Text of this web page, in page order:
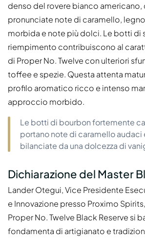
denso del rovere bianco
pronunciate note di caramello,
morbida e note più dolci. Le botti di
riempimento contribuiscono al
di Proper No. Twelve con ulteriori
toffee e spezie. Questa attenta
profilo aromatico ricco e intenso
approccio morbido.
Le botti di bourbon fortemente
portano note di caramello
bilanciate da una dolcezza di
Dichiarazione del Master
Lander Otegui, Vice Presidente
e Innovazione presso Proximo
Proper No. Twelve Black Reserve si
fondamenta di artigianato e